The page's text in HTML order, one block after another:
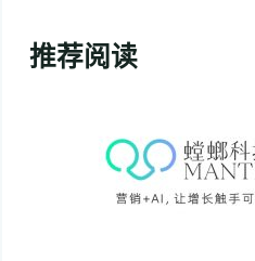
推荐阅读